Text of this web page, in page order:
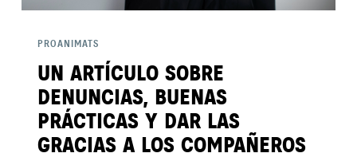
PROANIMATS
UN ARTÍCULO SOBRE
DENUNCIAS, BUENAS
PRÁCTICAS Y DAR LAS
GRACIAS A LOS COMPAÑEROS